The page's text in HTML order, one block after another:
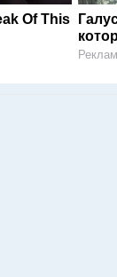
Of This